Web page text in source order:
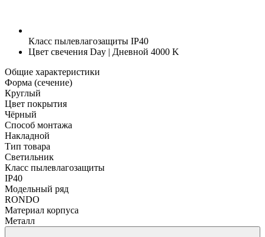
Класс пылевлагозащиты IP40
Цвет свечения Day | Дневной 4000 K
Общие характеристики
Форма (сечение)
Круглый
Цвет покрытия
Чёрный
Способ монтажа
Накладной
Тип товара
Светильник
Класс пылевлагозащиты
IP40
Модельный ряд
RONDO
Материал корпуса
Металл